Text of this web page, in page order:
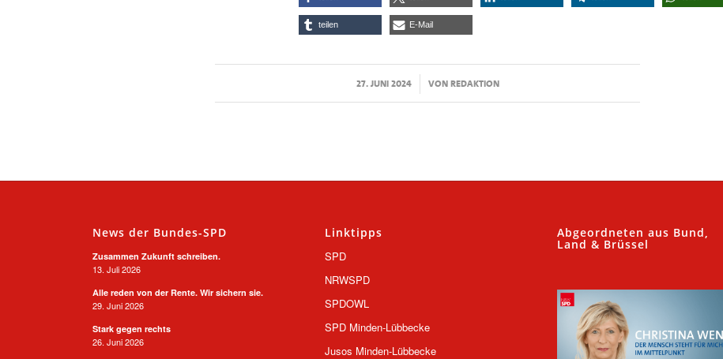
teilen E-Mail
27. JUNI 2024
/ VONREDAKTION
News der Bundes-SPD
Zusammen Zukunft schreiben.
13. Juli 2026
Alle reden von der Rente. Wir sichern sie.
29. Juni 2026
Stark gegen rechts
26. Juni 2026
Linktipps
SPD
NRWSPD
SPDOWL
SPD Minden-Lübbecke
Jusos Minden-Lübbecke
Abgeordneten aus Bund,
Land & Brüssel